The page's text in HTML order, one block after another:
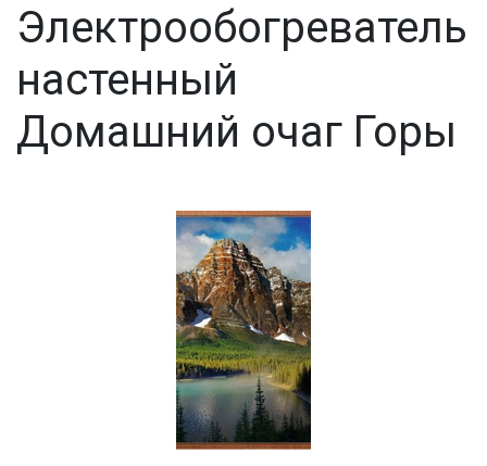
Электрообогреватель
настенный
Домашний очаг Горы